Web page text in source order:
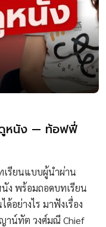
หนัง — ท้อฟฟี่
เรียนแบบผู้นำผ่าน
ง พร้อมถอดบทเรียน
อย่างไร มาฟังเรื่อง
ญาน์ทัต วงศ์มณี Chief